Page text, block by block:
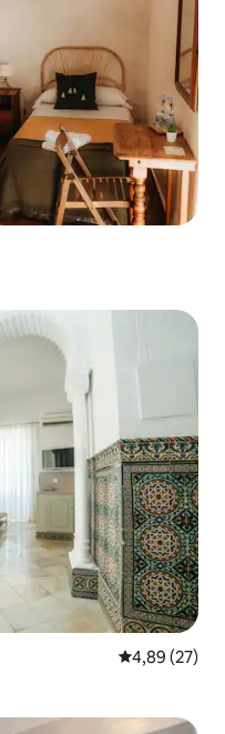
Prosječna
4,89 (27)